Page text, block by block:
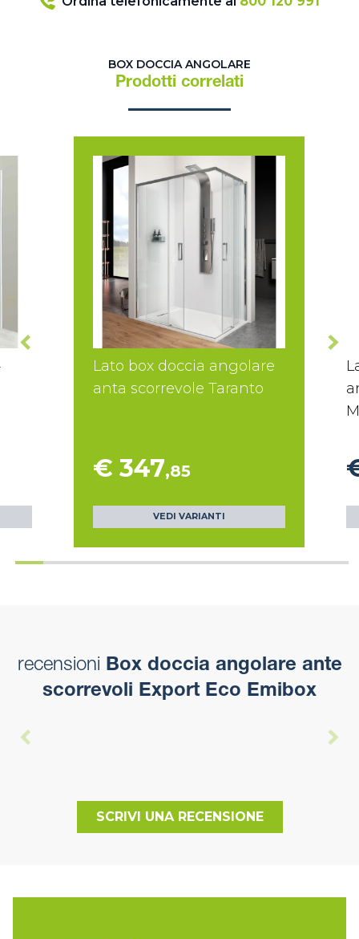
BOX DOCCIA ANGOLARE
Prodotti correlati
Lato box doccia angolare
anta scorrevole Taranto
€ 347,85
VEDI VARIANTI
recensioni Box doccia angolare ante
scorrevoli Export Eco Emibox
SCRIVI UNA RECENSIONE